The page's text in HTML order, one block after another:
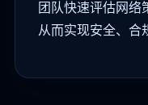
团队快速评估网络
从而实现安全、合